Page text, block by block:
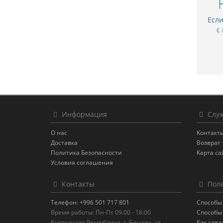
с
Информация
О нас
Доставка
Политика Безопасности
Условия соглашения
Возврат
Карта
Контакты
Телефон: +996 501 717 801
Время работы: Пн-Пт 09:00 - 18:00
Способы